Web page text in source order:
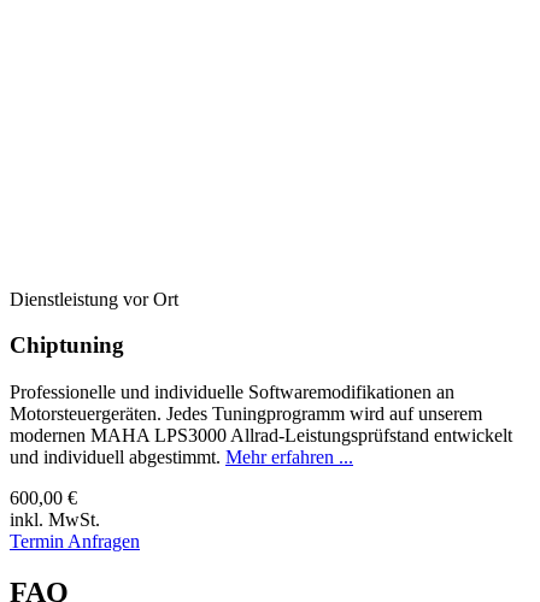
Dienstleistung vor Ort
Chiptuning
Professionelle und individuelle Softwaremodifikationen an
Motorsteuergeräten. Jedes Tuningprogramm wird auf unserem
modernen MAHA LPS3000 Allrad-Leistungsprüfstand entwickelt
und individuell abgestimmt. Mehr erfahren ...
600,00 €
inkl. MwSt.
Termin Anfragen
FAQ